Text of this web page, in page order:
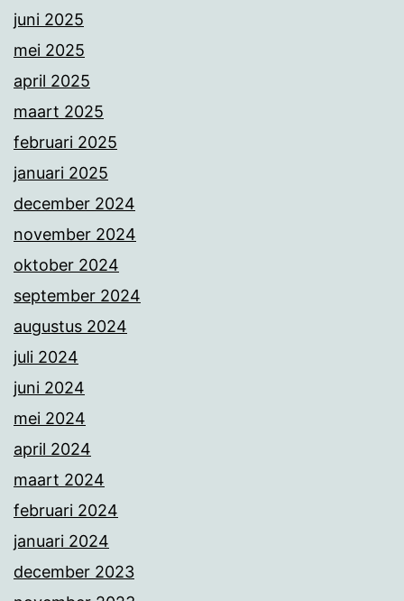
juni 2025
mei 2025
april 2025
maart 2025
februari 2025
januari 2025
december 2024
november 2024
oktober 2024
september 2024
augustus 2024
juli 2024
juni 2024
mei 2024
april 2024
maart 2024
februari 2024
januari 2024
december 2023